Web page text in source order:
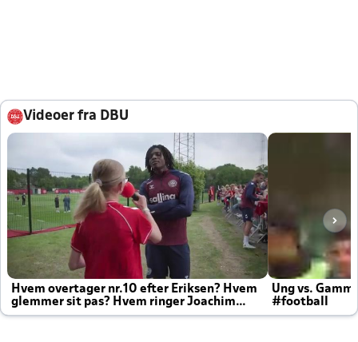
Videoer fra DBU
Hvem overtager nr.10 efter Eriksen? Hvem
glemmer sit pas? Hvem ringer Joachim
altid til efter kampe?
Ung vs.
#football